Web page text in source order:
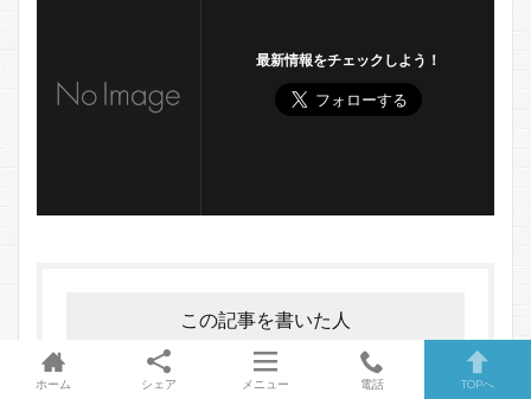
最新情報をチェックしよう！
この記事を書いた人
ホーム シェア メニュー 電話 TOPへ